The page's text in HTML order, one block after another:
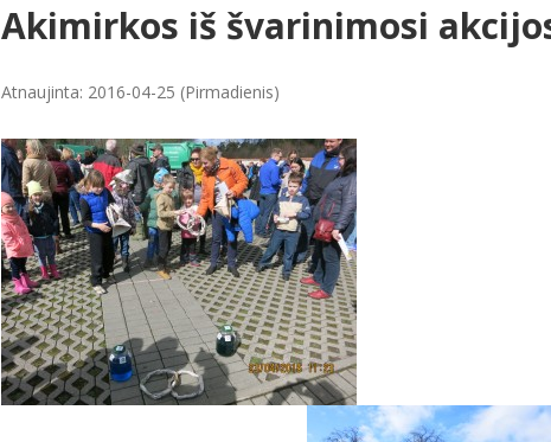
Akimirkos iš švarinimosi
Atnaujinta: 2016-04-25 (Pirmadienis)